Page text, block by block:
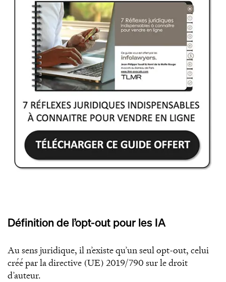
Définition de l’opt-out pour les IA
Au sens juridique, il n’existe qu’un seul opt-out, celui
créé par la directive (UE) 2019/790 sur le droit
d’auteur.